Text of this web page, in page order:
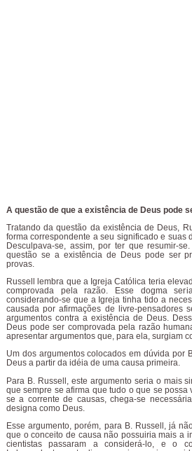
A questão de que a existência de Deus pode
Tratando da questão da existência de Deus,
forma correspondente a seu significado e suas
Desculpava-se, assim, por ter que resumir-
questão se a existência de Deus pode ser
provas.
Russell lembra que a Igreja Católica teria
comprovada pela razão. Esse dogma
considerando-se que a Igreja tinha tido a
causada por afirmações de livre-pensadores
argumentos contra a existência de Deus.
Deus pode ser comprovada pela razão
apresentar argumentos que, para ela, surgiam
Um dos argumentos colocados em dúvida por
Deus a partir da idéia de uma causa primeira.
Para B. Russell, este argumento seria o mais
que sempre se afirma que tudo o que se
se a corrente de causas, chega-se
designa como Deus.
Esse argumento, porém, para B. Russell, já
que o conceito de causa não possuiria mais a
cientistas passaram a considerá-lo, e o